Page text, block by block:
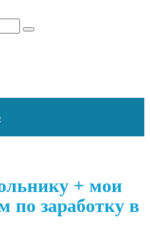
+ мои
по заработку в